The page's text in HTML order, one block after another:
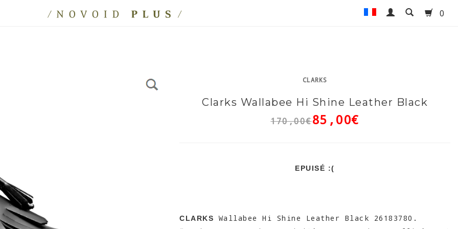
0
CLARKS
Clarks Wallabee Hi Shine Leather Black
170,00€85,00€
EPUISÉ :(
CLARKS
Wallabee Hi Shine Leather Black 26183780.